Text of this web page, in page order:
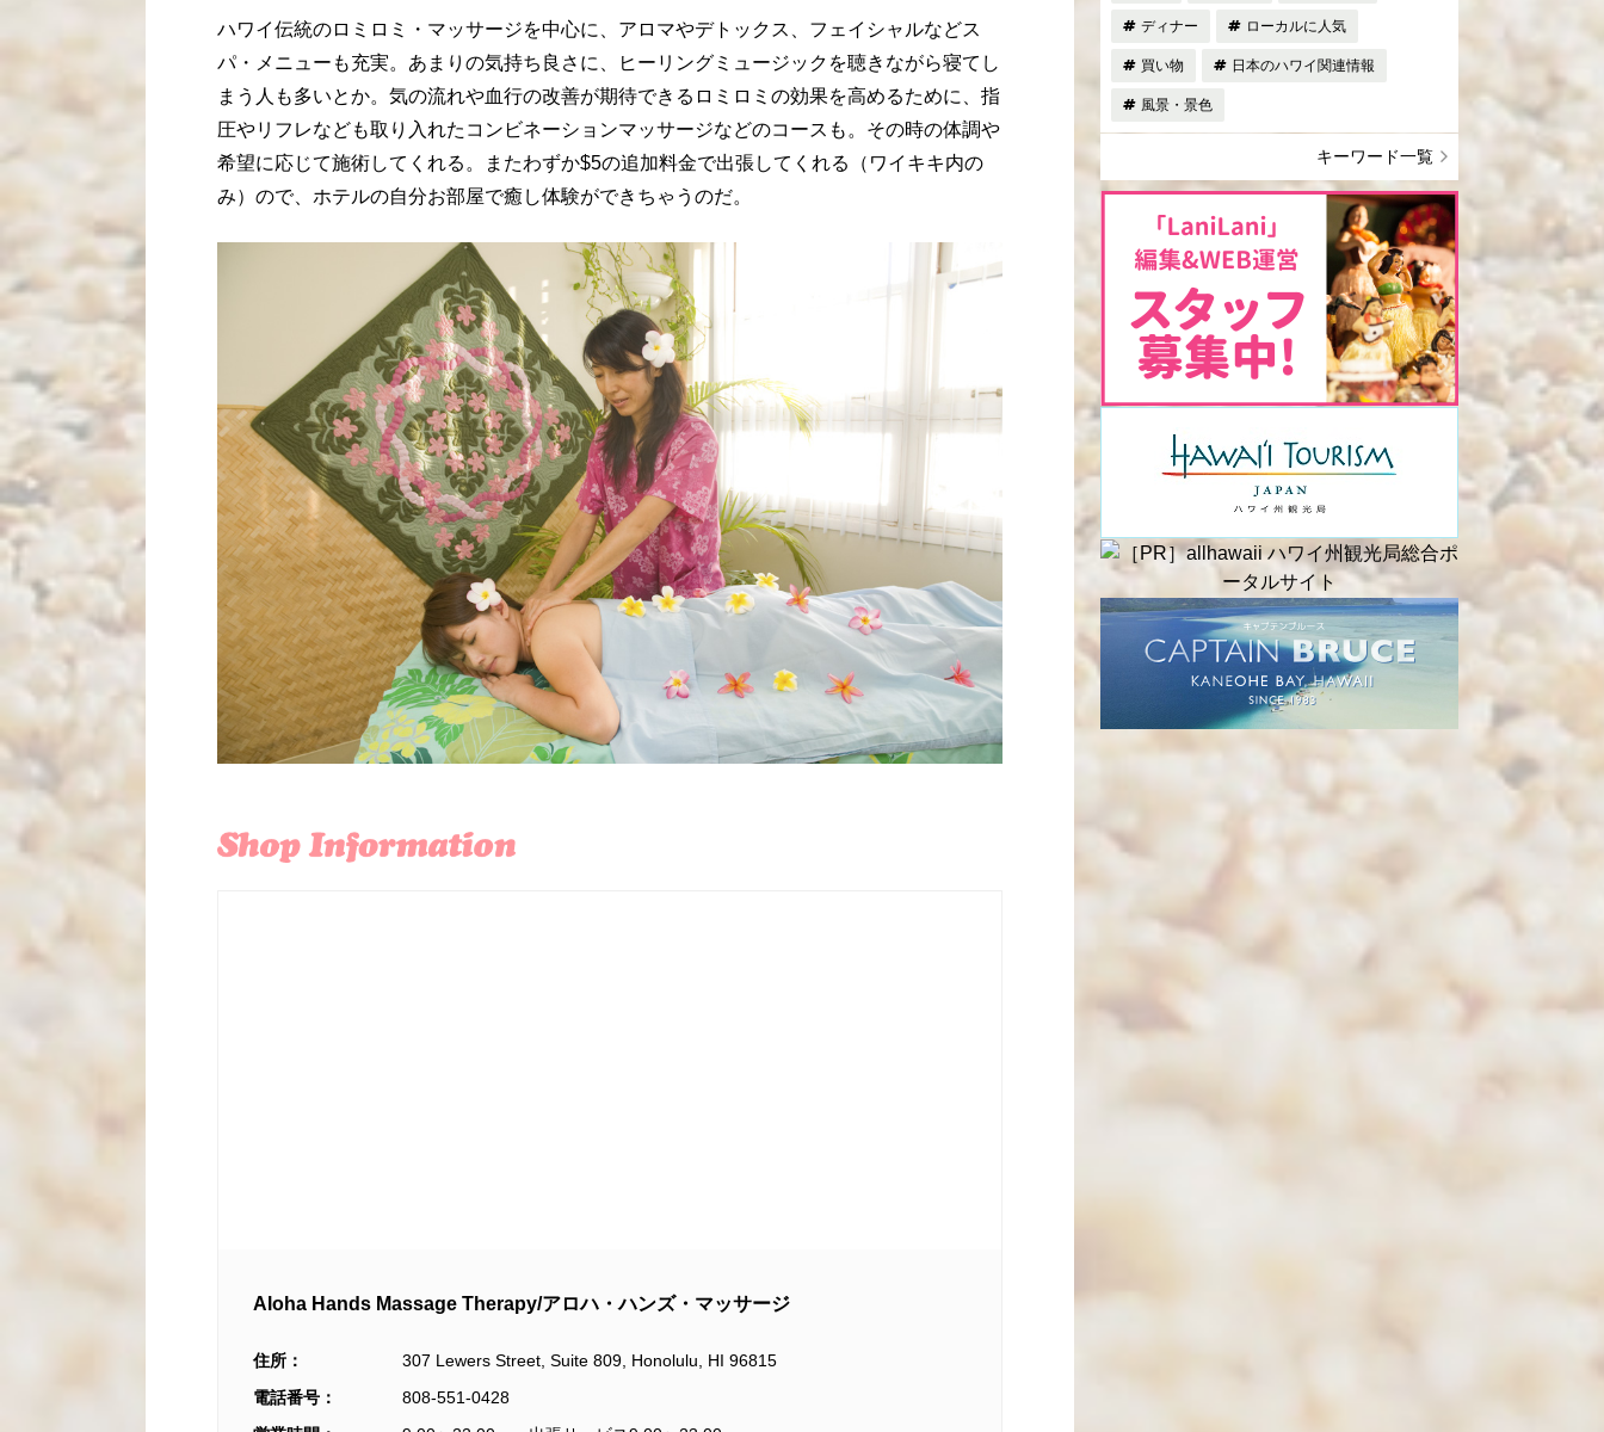
ハワイ伝統のロミロミ・マッサージを中心に、アロマやデトックス、フェイシャルなどス
パ・メニューも充実。あまりの気持ち良さに、ヒーリングミュージックを聴きながら寝てし
まう人も多いとか。気の流れや血行の改善が期待できるロミロミの効果を高めるために、指
圧やリフレなども取り入れたコンビネーションマッサージなどのコースも。その時の体調や
希望に応じて施術してくれる。またわずか$5の追加料金で出張してくれる（ワイキキ内の
み）ので、ホテルの自分お部屋で癒し体験ができちゃうのだ。
Aloha Hands Massage Therapy/アロハ・ハンズ・マッサージ
住所：
307 Lewers Street, Suite 809, Honolulu, HI 96815
電話番号：
808-551-0428
ディナー ローカルに人気
買い物 日本のハワイ関連情報
風景・景色
キーワード一覧